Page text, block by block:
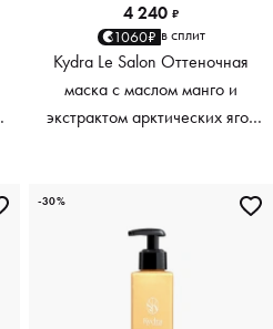
4 240 ₽
1060₽ в сплит
Kydra Le Salon Оттеночная
маска с маслом манго и
экстрактом арктических ягод
-30%